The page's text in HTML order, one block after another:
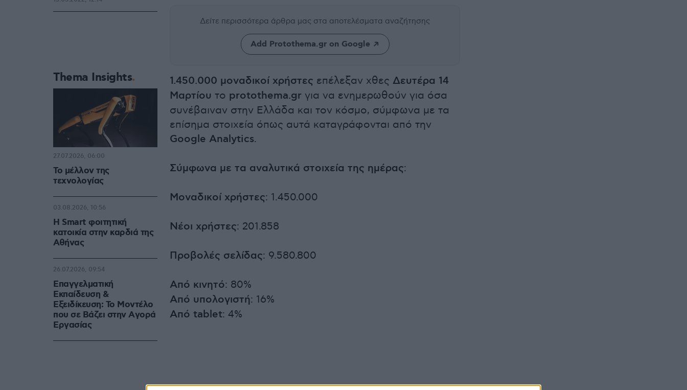
Δείτε περισσότερα άρθρα μας στα αποτελέσματα αναζήτησης
Add Protothema.gr on Google
1.450.000 μοναδικοί χρήστες επέλεξαν χθες Δευτέρα 14
Μαρτίου το protothema.gr για να ενημερωθούν για όσα
συνέβαιναν στην Ελλάδα και τον κόσμο, σύμφωνα με τα
επίσημα στοιχεία όπως αυτά καταγράφονται από την
Google Analytics.
Σύμφωνα με τα αναλυτικά στοιχεία της ημέρας:
Μοναδικοί χρήστες: 1.450.000
Νέοι χρήστες: 201.858
Προβολές σελίδας: 9.580.800
Από κινητό: 80%
Από υπολογιστή: 16%
Από tablet: 4%
Thema Insights
Το μέλλον της
τεχνολογίας
27.07.2026, 06:00
Η Smart φοιτητική
κατοικία στην καρδιά της
Αθήνας
03.08.2026, 10:56
Επαγγελματική
Εκπαίδευση &
Εξειδίκευση: Το Mοντέλο
που σε Bάζει στην Aγορά
Eργασίας
26.07.2026, 09:54